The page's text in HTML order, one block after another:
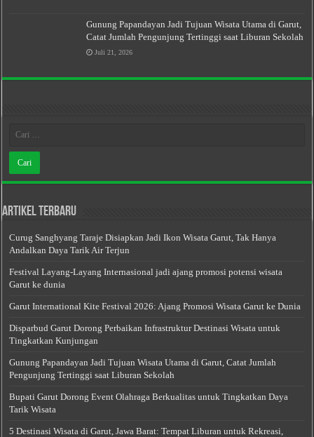
Gunung Papandayan Jadi Tujuan Wisata Utama di Garut,
Catat Jumlah Pengunjung Tertinggi saat Liburan Sekolah
Juli 21, 2026
Artikel Terbaru
Curug Sanghyang Taraje Disiapkan Jadi Ikon Wisata Garut, Tak Hanya
Andalkan Daya Tarik Air Terjun
Festival Layang-Layang Internasional jadi ajang promosi potensi wisata
Garut ke dunia
Garut International Kite Festival 2026: Ajang Promosi Wisata Garut ke Dunia
Disparbud Garut Dorong Perbaikan Infrastruktur Destinasi Wisata untuk
Tingkatkan Kunjungan
Gunung Papandayan Jadi Tujuan Wisata Utama di Garut, Catat Jumlah
Pengunjung Tertinggi saat Liburan Sekolah
Bupati Garut Dorong Event Olahraga Berkualitas untuk Tingkatkan Daya
Tarik Wisata
5 Destinasi Wisata di Garut, Jawa Barat: Tempat Liburan untuk Rekreasi,